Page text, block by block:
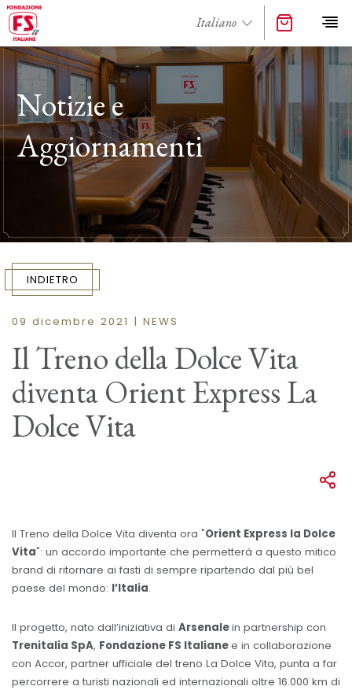
Notizie e
Aggiornamenti
INDIETRO
09 dicembre 2021 | NEWS
Il Treno della Dolce Vita
diventa Orient Express La
Dolce Vita
Il Treno della Dolce Vita diventa ora "Orient Express la Dolce
Vita": un accordo importante che permetterà a questo mitico
brand di ritornare ai fasti di sempre ripartendo dal più bel
paese del mondo: l’Italia.
Il progetto, nato dall’iniziativa di Arsenalein partnership con
Trenitalia SpA, Fondazione FS Italianee in collaborazione
con Accor, partner ufficiale del treno La Dolce Vita, punta a far
percorrere a turisti nazionali ed internazionali oltre 16.000 km di